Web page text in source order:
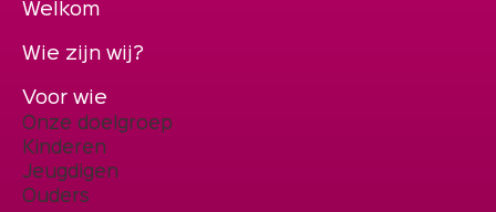
Welkom
Wie zijn wij?
Voor wie
Onze doelgroep
Kinderen
Jeugdigen
Ouders